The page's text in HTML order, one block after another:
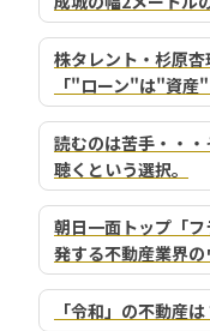
株タレント・杉原
「"ローン"は"資産"
読むのは苦手・・
聴くという選択。
朝日一面トップ「
発する不動産業界
「令和」の不動産